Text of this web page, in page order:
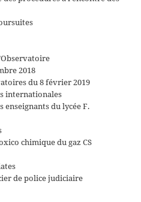
2018
du 8 février 2019
internationales
enseignants du lycée F.
chimique du gaz CS
de police judiciaire